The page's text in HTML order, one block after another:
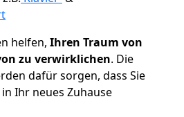
helfen, Ihren Traum von
zu verwirklichen. Die
dafür sorgen, dass Sie
in Ihr neues Zuhause